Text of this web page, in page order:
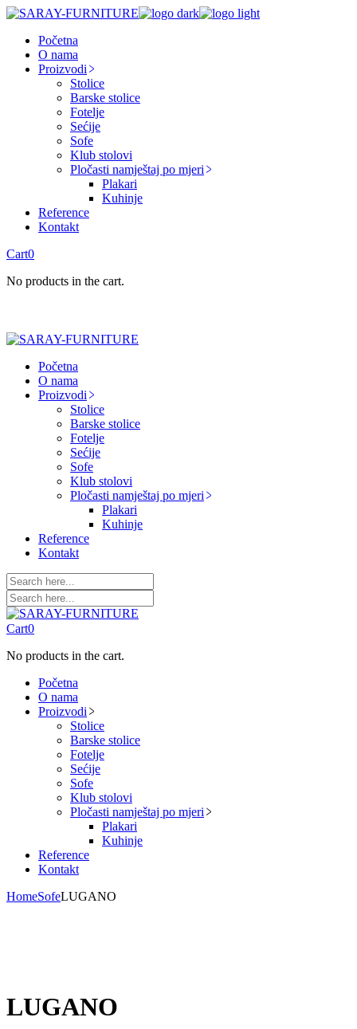
Skip
content
Početna
O nama
Proizvodi
Stolice
Barske stolice
Fotelje
Sećije
Sofe
Klub stolovi
Pločasti namještaj po mjeri
Plakari
Kuhinje
Reference
Kontakt
Cart0
No products in the cart.
Početna
O nama
Proizvodi
Stolice
Barske stolice
Fotelje
Sećije
Sofe
Klub stolovi
Pločasti namještaj po mjeri
Plakari
Kuhinje
Reference
Kontakt
Cart0
No products in the cart.
Početna
O nama
Proizvodi
Stolice
Barske stolice
Fotelje
Sećije
Sofe
Klub stolovi
Pločasti namještaj po mjeri
Plakari
Kuhinje
Reference
Kontakt
HomeSofeLUGANO
LUGANO